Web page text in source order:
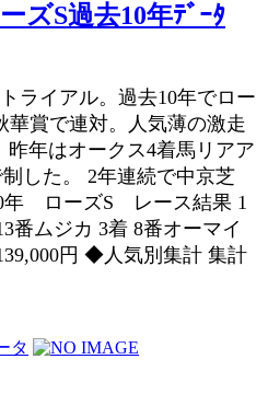
ズS過去10年ﾃﾞｰﾀ
ライアル。過去10年でロー
華賞で連対。人気薄の激走
年はオークス4着馬リアア
した。 2年連続で中京芝
年 ローズS レース結果 1
番ムジカ 3着 8番オーマイ
円 ◆人気別集計 集計
タ